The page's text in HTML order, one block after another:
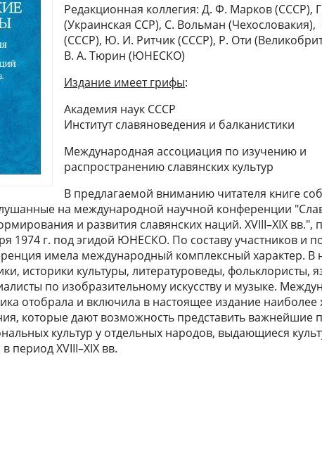
Редакционная коллегия: Д. Ф. Марков (СССР),
(Украинская ССР), С. Вольман
(СССР), Ю. И. Ритчик (СССР), Р. Оти
В. А. Тюрин (ЮНЕСКО)
Издание имеет грифы:
Академия наук СССР
Институт славяноведения и балканистики
Международная ассоциация по изучению и
распространению славянских культур
В предлагаемой вниманию читателя книге
на международной научной конференции
и развития славянских наций. XVIII–XIX
1974 г. под эгидой ЮНЕСКО. По составу участников и
имела международный комплексный характер. В
историки культуры, литературоведы, фольклористы,
по изобразительному искусству и музыке.
отобрала и включила в настоящее издание наиболее
которые дают возможность представить важнейшие
культур у отдельных народов, выдающиеся
период XVIII–XIX вв.